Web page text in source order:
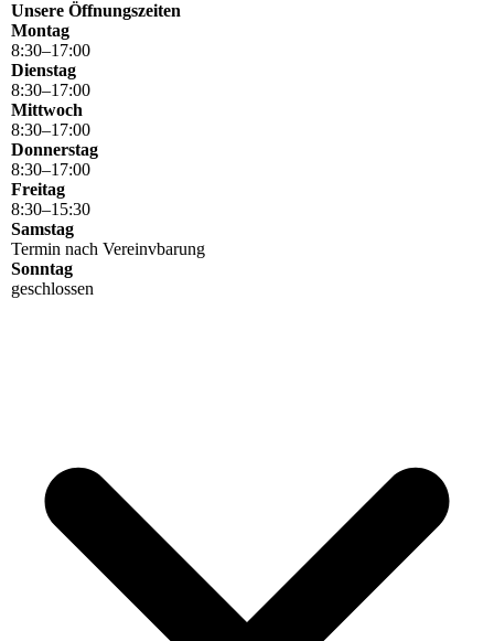
Unsere Öffnungszeiten
Montag
8:30–17:00
Dienstag
8:30–17:00
Mittwoch
8:30–17:00
Donnerstag
8:30–17:00
Freitag
8:30–15:30
Samstag
Termin nach Vereinvbarung
Sonntag
geschlossen